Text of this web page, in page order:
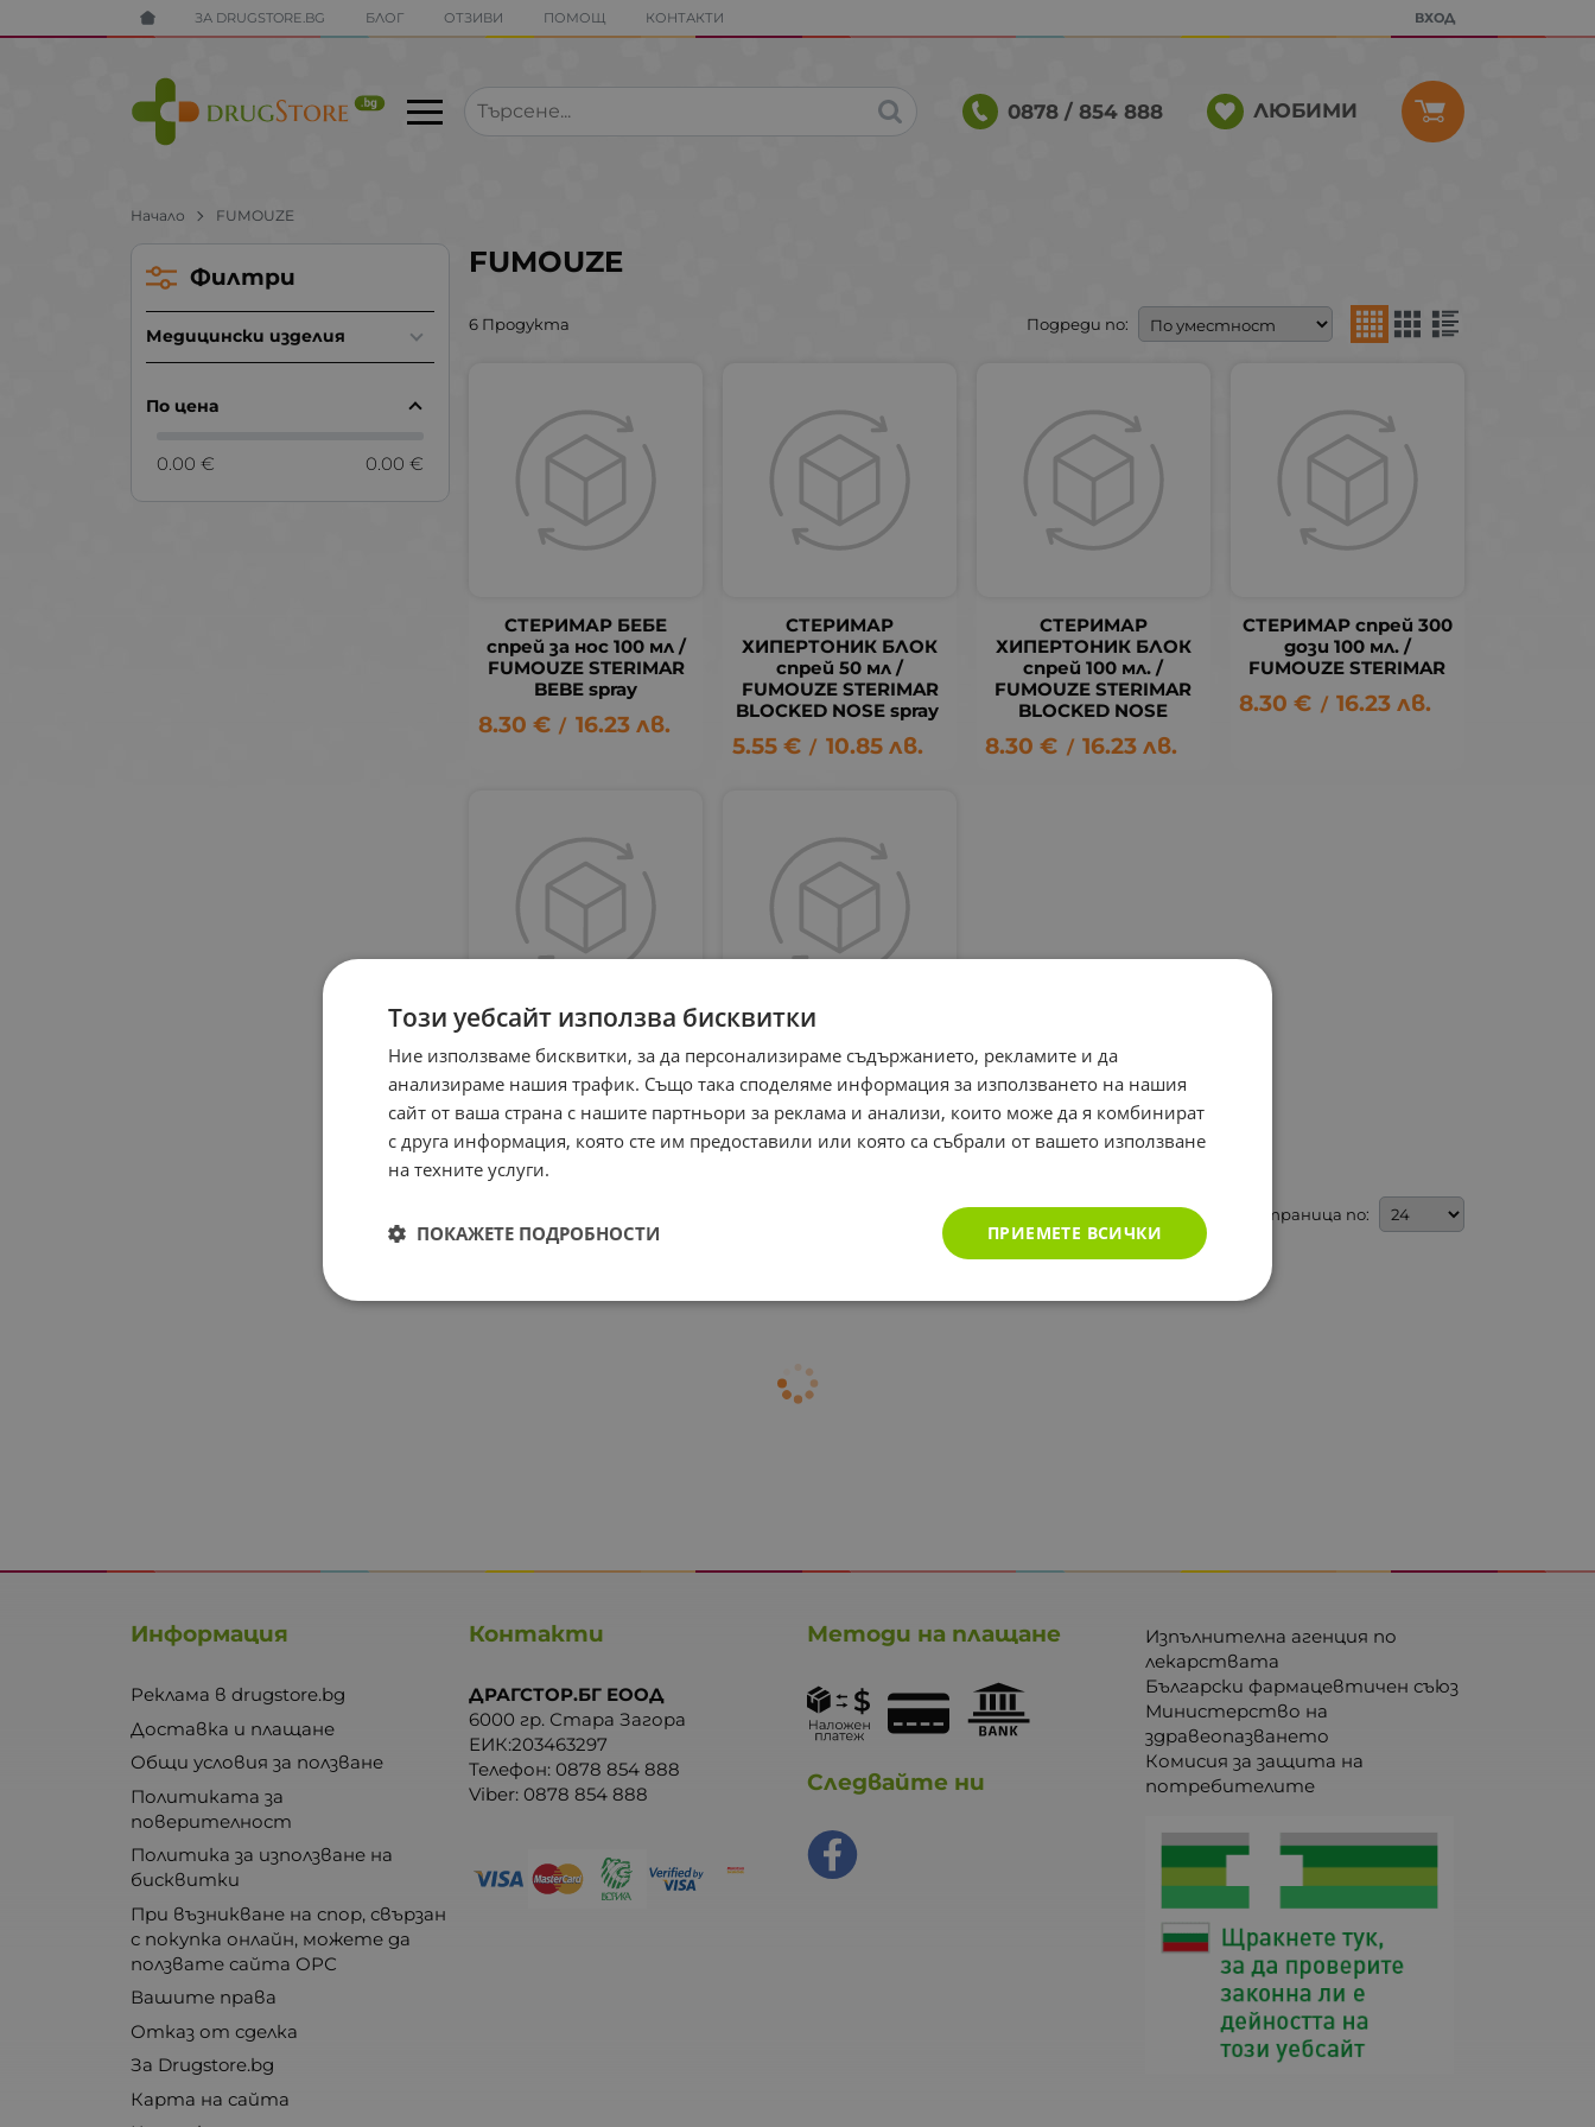
ЗА DRUGSTORE.BG БЛОГ ОТЗИВИ ПОМОЩ КОНТАКТИ ВХОД
0878 / 854 888 ЛЮБИМИ
Начало FUMOUZE
FUMOUZE
6 Продукта Подреди по:
СТЕРИМАР БЕБЕ
спрей за нос 100 мл /
FUMOUZE STERIMAR
BEBE spray
8.30 € / 16.23 лв.
СТЕРИМАР
ХИПЕРТОНИК БЛОК
спрей 50 мл /
FUMOUZE STERIMAR
BLOCKED NOSE spray
5.55 € / 10.85 лв.
СТЕРИМАР
ХИПЕРТОНИК БЛОК
спрей 100 мл. /
FUMOUZE STERIMAR
BLOCKED NOSE
8.30 € / 16.23 лв.
СТЕРИМАР спрей 300
дози 100 мл. /
FUMOUZE STERIMAR
8.30 € / 16.23 лв.
СТЕРИМАР спрей 150
дози 50 мл / FUMOUZE
STERIMAR spay 150
doses
5.40 € / 10.56 лв.
СТЕРИМАР БЕБЕ
спрей 50 мл /
FUMOUZE STERIMAR
BABY
5.50 € / 10.76 лв.
На страница по:
Филтри
Медицински изделия
По цена
0.00 € 0.00 €
Информация
Реклама в drugstore.bg
Доставка и плащане
Общи условия за ползване
Политиката за
поверителност
Политика за използване на
бисквитки
При възникване на спор, свързан
с покупка онлайн, можете да
ползвате сайта ОРС
Вашите права
Отказ от сделка
За Drugstore.bg
Карта на сайта
Контакти
ДРАГСТОР.БГ ЕООД
6000 гр. Стара Загора
ЕИК:203463297
Телефон:0878 854 888
Viber:0878 854 888
Методи на плащане
Следвайте ни
Изпълнителна агенция по
лекарствата
Български фармацевтичен съюз
Министерство на
здравеопазването
Комисия за защита на
потребителите
Този уебсайт използва бисквитки
Ние използваме бисквитки, за да персонализираме съдържанието, рекламите и да
анализираме нашия трафик. Също така споделяме информация за използването на нашия
сайт от ваша страна с нашите партньори за реклама и анализи, които може да я комбинират
с друга информация, която сте им предоставили или която са събрали от вашето използване
на техните услуги.
ПРИЕМЕТЕ ВСИЧКИ
ПОКАЖЕТЕ ПОДРОБНОСТИ